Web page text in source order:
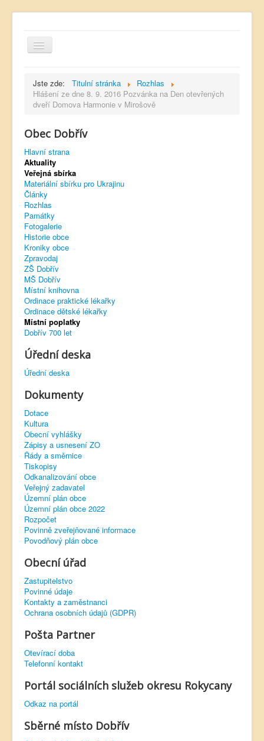
Kontakt
Úřední deska
Dobřívský zpravodaj
Rozhlas
Sokol Dobřív
Ubytování
Obec Pavlovsko
Virtuální prohlídka
Jste zde: Titulní stránka
Rozhlas
Hlášení ze dne 8. 9. 2016 Pozvánka na Den otevřených
dveří Domova Harmonie v Mirošově
Obec Dobřív
Hlavní strana
Aktuality
Veřejná sbírka
Materiální sbírku pro Ukrajinu
Články
Rozhlas
Památky
Fotogalerie
Historie obce
Kroniky obce
Zpravodaj
ZŠ Dobřív
MŠ Dobřív
Místní knihovna
Ordinace praktické lékařky
Ordinace dětské lékařky
Místní poplatky
Dobřív 700 let
Úřední deska
Úřední deska
Dokumenty
Dotace
Kultura
Obecní vyhlášky
Zápisy a usnesení ZO
Řády a směrnice
Tiskopisy
Odkanalizování obce
Veřejný zadavatel
Územní plán obce
Územní plán obce 2022
Rozpočet
Povinně zveřejňované informace
Povodňový plán obce
Obecní úřad
Zastupitelstvo
Povinné údaje
Kontakty a zaměstnanci
Ochrana osobních údajů (GDPR)
Pošta Partner
Otevírací doba
Telefonní kontakt
Portál sociálních služeb okresu Rokycany
Odkaz na portál
Sběrné místo Dobřív